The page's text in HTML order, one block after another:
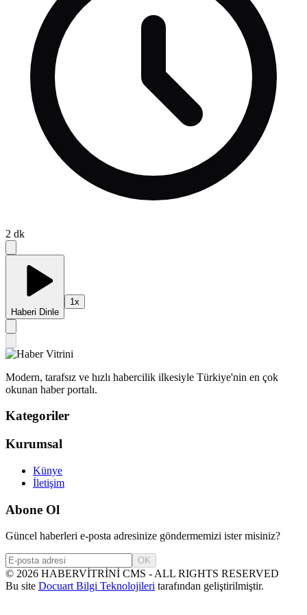
2 dk
Haberi Dinle
1 x
Modern, tarafsız ve hızlı habercilik ilkesiyle Türkiye'nin en çok
okunan haber portalı.
Kategoriler
Kurumsal
Künye
İletişim
Abone Ol
Güncel haberleri e-posta adresinize göndermemizi ister misiniz?
OK
© 2026 HABERVİTRİNİ CMS - ALL RIGHTS RESERVED
Bu site Docuart Bilgi Teknolojileri tarafından geliştirilmiştir.